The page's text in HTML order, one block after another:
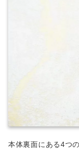
本体裏面にある4つ